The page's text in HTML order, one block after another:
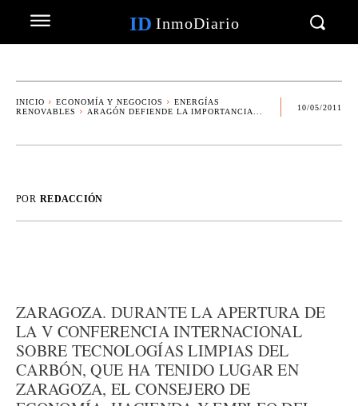
ID InmoDiario
INICIO ECONOMÍA Y NEGOCIOS
ENERGÍAS
RENOVABLES
ARAGÓN DEFIENDE LA IMPORTANCIA...
10/05/2011
POR REDACCIÓN
ZARAGOZA. DURANTE LA APERTURA DE
LA V CONFERENCIA INTERNACIONAL
SOBRE TECNOLOGÍAS LIMPIAS DEL
CARBÓN, QUE HA TENIDO LUGAR EN
ZARAGOZA, EL CONSEJERO DE